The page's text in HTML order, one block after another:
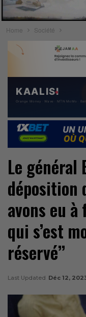
Home Société
Le général
déposition
avons eu
qui s’est
réservé’’
Last Updated Déc 12,